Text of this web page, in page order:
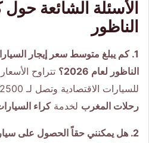
الأسئلة الشائعة
الناظور
1. كم يبلغ متوسط سعر إيجار
الناظور لعام 2026؟
للسيارات الاقتصادية وتصل لـ 2500 درهم للفاخرة لدى شركة
رحلات المغرب لخدمةكراء
2. هل يمكنني حقاً الحصول على